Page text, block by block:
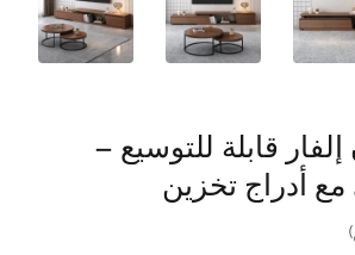
قابلة للتوسيع –
أدراج تخزين